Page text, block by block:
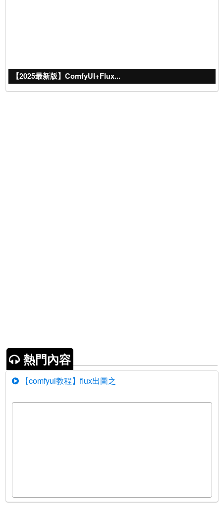
【2025最新版】ComfyUI+Flux...
熱門內容
【comfyui教程】flux出圖之